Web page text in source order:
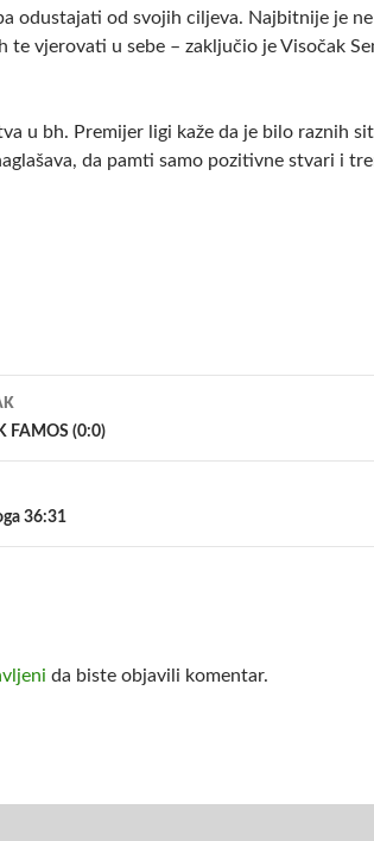
odustajati od svojih ciljeva. Najbitnije je
te vjerovati u sebe – zaključio je Visočak
u bh. Premijer ligi kaže da je bilo raznih
da pamti samo pozitivne stvari i
FAMOS (0:0)
36:31
da biste objavili komentar.